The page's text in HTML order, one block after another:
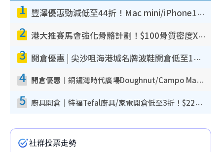
1 豐澤優惠勁減低至44折！Mac mini/iPhone17Pro大減價！廚房家電$220起
2 港大推賽馬會強化骨骼計劃！$100骨質密度X光檢查 完成免費運動訓練送超市禮券！附參加資格
3 開倉優惠 | 尖沙咀海港城名牌波鞋開倉低至1折！On鞋$899起／Joy&Peace鞋履$98起
4 開倉優惠｜銅鑼灣時代廣場Doughnut/Campo Marzio開倉低至1折！背囊、書包、手袋劈價$200起
5 廚具開倉｜特福Tefal廚具/家電開倉低至3折！$220起買平底鍋/炒鑊/湯煲！電飯煲/吸塵機/燙斗$418起